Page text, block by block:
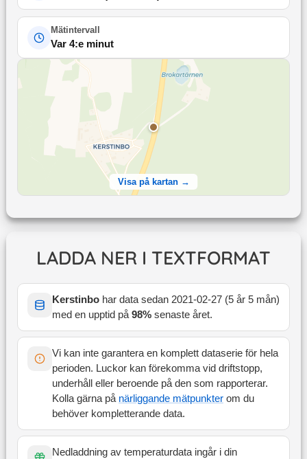
Mätintervall
Var 4:e minut
Visa på kartan →
LADDA NER I TEXTFORMAT
Kerstinbohar data sedan 2021-02-27(5 år 5 mån)
med en upptid på98% senaste året.
Vi kan inte garantera en komplett dataserie för hela
perioden. Luckor kan förekomma vid driftstopp,
underhåll eller beroende på den som rapporterar.
Kolla gärna på närliggande mätpunkterom du
behöver kompletterande data.
Nedladdning av temperaturdata ingår i din